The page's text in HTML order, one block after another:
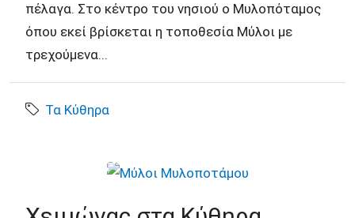
πέλαγα. Στο κέντρο του νησιού ο Μυλοπόταμος
όπου εκεί βρίσκεται η τοποθεσία Μύλοι με
τρεχούμενα...
Τα Κύθηρα